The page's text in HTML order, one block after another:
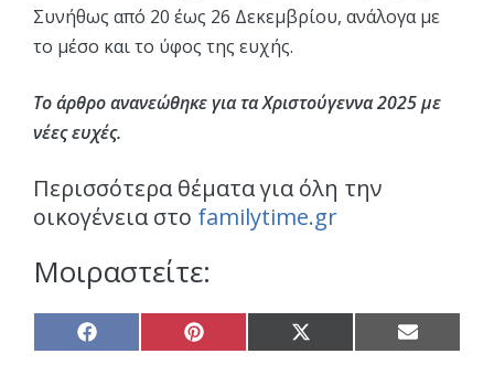
Συνήθως από 20 έως 26 Δεκεμβρίου, ανάλογα με
το μέσο και το ύφος της ευχής.
Το άρθρο ανανεώθηκε για τα Χριστούγεννα 2025 με
νέες ευχές.
Περισσότερα θέματα για όλη την
οικογένεια στο familytime.gr
Μοιραστείτε:
Share
on
Share
on
Share
on
Share
on